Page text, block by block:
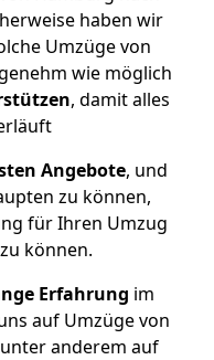
haben wir
Umzüge von
wie möglich
, damit alles
Angebote, und
zu können,
für Ihren Umzug
können.
Erfahrung im
auf Umzüge von
anderem auf